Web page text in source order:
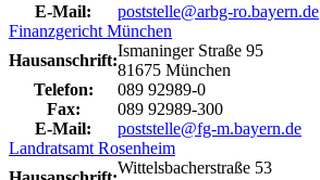
E-Mail:
poststelle@arbg-ro.bayern.de
Finanzgericht München
Hausanschrift:
Ismaninger Straße 95
81675 München
Telefon:
089 92989-0
Fax:
089 92989-300
E-Mail:
poststelle@fg-m.bayern.de
Landratsamt Rosenheim
Wittelsbacherstraße 53